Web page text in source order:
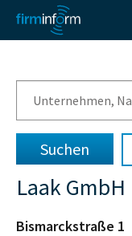
Laak GmbH
Bismarckstraße 1